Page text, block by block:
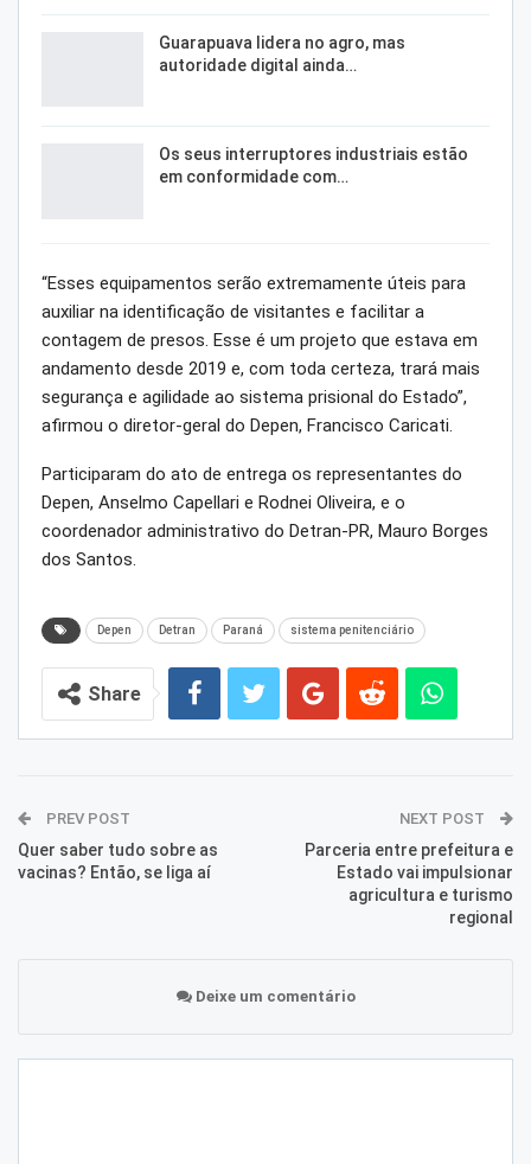
Guarapuava lidera no agro, mas
autoridade digital ainda…
Os seus interruptores industriais estão
em conformidade com…
“Esses equipamentos serão extremamente úteis para
auxiliar na identificação de visitantes e facilitar a
contagem de presos. Esse é um projeto que estava em
andamento desde 2019 e, com toda certeza, trará mais
segurança e agilidade ao sistema prisional do Estado”,
afirmou o diretor-geral do Depen, Francisco Caricati.
Participaram do ato de entrega os representantes do
Depen, Anselmo Capellari e Rodnei Oliveira, e o
coordenador administrativo do Detran-PR, Mauro Borges
dos Santos.
Depen Detran Paraná sistema penitenciário
Share
PREV POST
Quer saber tudo sobre as
vacinas? Então, se liga aí
NEXT POST
Parceria entre prefeitura e
Estado vai impulsionar
agricultura e turismo
regional
Deixe um comentário